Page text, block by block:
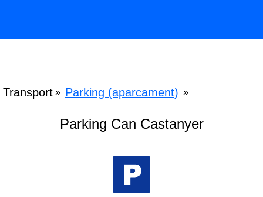
Transport » Parking (aparcament) »
Parking Can Castanyer